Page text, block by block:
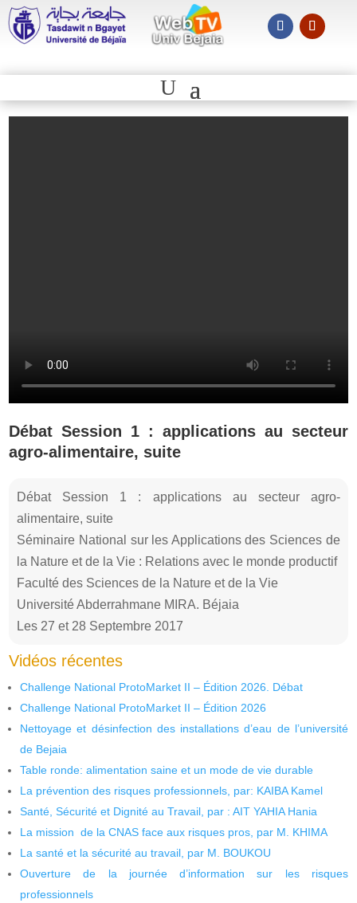
Débat Session 1 : applications au secteur
agro-alimentaire, suite
Débat Session 1 : applications au secteur agro-
alimentaire, suite
Séminaire National sur les Applications des Sciences de
la Nature et de la Vie : Relations avec le monde productif
Faculté des Sciences de la Nature et de la Vie
Université Abderrahmane MIRA. Béjaia
Les 27 et 28 Septembre 2017
Vidéos récentes
Challenge National ProtoMarket II – Édition 2026. Débat
Challenge National ProtoMarket II – Édition 2026
Nettoyage et désinfection des installations d’eau de l’université
de Bejaia
Table ronde: alimentation saine et un mode de vie durable
La prévention des risques professionnels, par: KAIBA Kamel
Santé, Sécurité et Dignité au Travail, par : AIT YAHIA Hania
La mission de la CNAS face aux risques pros, par M. KHIMA
La santé et la sécurité au travail, par M. BOUKOU
Ouverture de la journée d’information sur les risques
professionnels